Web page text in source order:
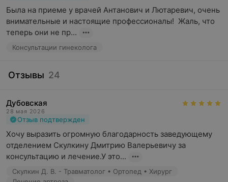
Была на приеме у врачей Антанович и Лютаревич, очень
внимательные и настоящие профессионалы!  Жаль, что
теперь они не пр...
Консультации гинеколога
Отзывы 24
Дубовская
28 мая 2026
Отзыв подтвержден
Хочу выразить огромную благодарность заведующему
отделением Скулкину Дмитрию Валерьевичу за
консультацию и лечение.У это...
Скулкин Д. В. - Травматолог • Ортопед • Хирург